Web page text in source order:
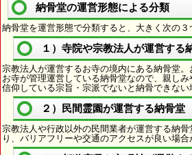
納骨堂の運営形態による分類
納骨堂を運営形態で分類すると、大きく次の３
１）寺院や宗教法人が運営する
宗教法人が運営するお寺の境内にある納骨堂
お寺が管理運営している納骨堂なので、親しみ
信仰している宗旨・宗派でないと納骨できない
２）民間霊園が運営する納骨堂
宗教法人や行政以外の民間業者が運営する納
り、バリアフリーや交通のアクセスが良い場合